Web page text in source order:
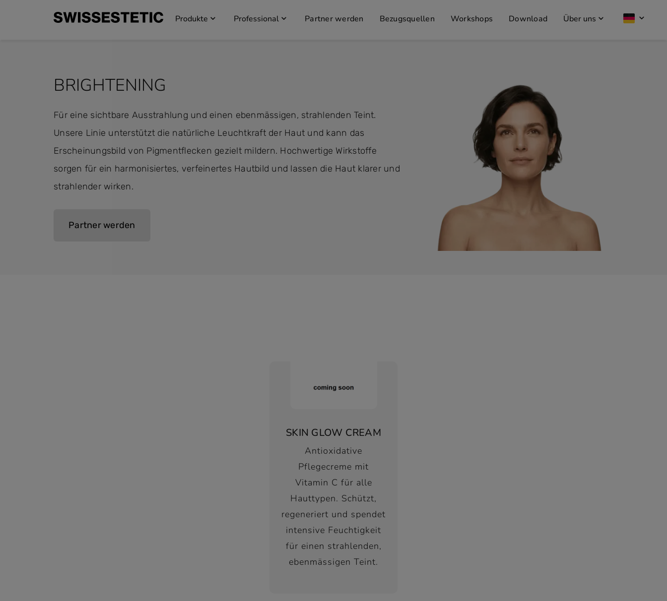
Produkte Professional Partner werden Bezugsquellen Workshops Download Über uns
BRIGHTENING
Für eine sichtbare Ausstrahlung und einen ebenmässigen, strahlenden Teint.
Unsere Linie unterstützt die natürliche Leuchtkraft der Haut und kann das
Erscheinungsbild von Pigmentflecken gezielt mildern. Hochwertige Wirkstoffe
sorgen für ein harmonisiertes, verfeinertes Hautbild und lassen die Haut klarer und
strahlender wirken.
Partner werden
SKIN GLOW CREAM
Antioxidative
Pflegecreme mit
Vitamin C für alle
Hauttypen. Schützt,
regeneriert und spendet
intensive Feuchtigkeit
für einen strahlenden,
ebenmässigen Teint.